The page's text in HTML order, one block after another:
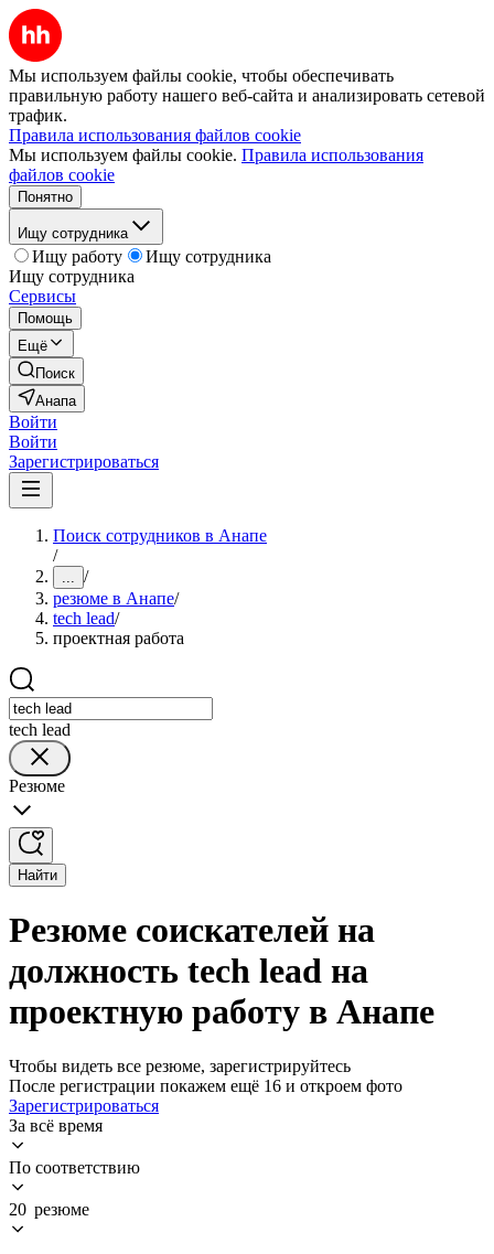
Мы используем файлы cookie, чтобы обеспечивать
правильную работу нашего веб-сайта и анализировать сетевой
трафик.
Правила использования файлов cookie
Мы используем файлы cookie. Правила использования
файлов cookie
Понятно
Ищу сотрудника
Ищу работу
Ищу сотрудника
Ищу сотрудника
Сервисы
Помощь
Ещё
Поиск
Анапа
Войти
Войти
Зарегистрироваться
Поиск сотрудников в Анапе
/
... /
резюме в Анапе/
tech lead/
проектная работа
tech lead
Резюме
Найти
Резюме соискателей на
должность tech lead на
проектную работу в Анапе
Чтобы видеть все резюме, зарегистрируйтесь
После регистрации покажем ещё 16 и откроем фото
Зарегистрироваться
За всё время
По соответствию
20 резюме